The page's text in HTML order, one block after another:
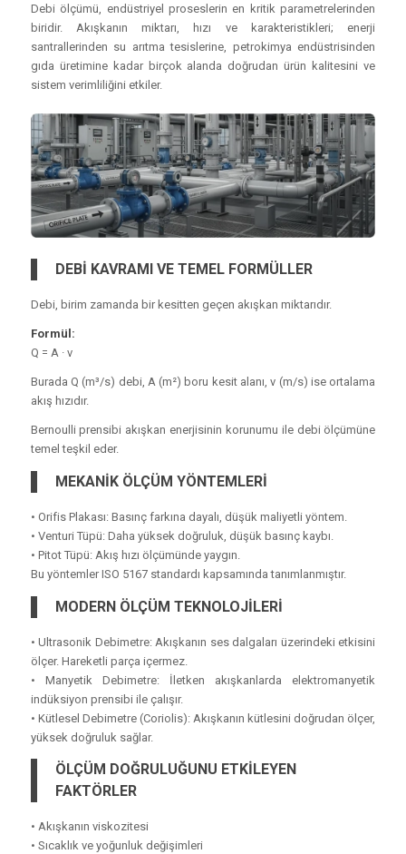
Debi ölçümü, endüstriyel proseslerin en kritik parametrelerinden
biridir. Akışkanın miktarı, hızı ve karakteristikleri; enerji
santrallerinden su arıtma tesislerine, petrokimya endüstrisinden
gıda üretimine kadar birçok alanda doğrudan ürün kalitesini ve
sistem verimliliğini etkiler.
DEBİ KAVRAMI VE TEMEL FORMÜLLER
Debi, birim zamanda bir kesitten geçen akışkan miktarıdır.
Formül:
Q = A · v
Burada Q (m³/s) debi, A (m²) boru kesit alanı, v (m/s) ise ortalama
akış hızıdır.
Bernoulli prensibi akışkan enerjisinin korunumu ile debi ölçümüne
temel teşkil eder.
MEKANİK ÖLÇÜM YÖNTEMLERİ
• Orifis Plakası: Basınç farkına dayalı, düşük maliyetli yöntem.
• Venturi Tüpü: Daha yüksek doğruluk, düşük basınç kaybı.
• Pitot Tüpü: Akış hızı ölçümünde yaygın.
Bu yöntemler ISO 5167 standardı kapsamında tanımlanmıştır.
MODERN ÖLÇÜM TEKNOLOJİLERİ
• Ultrasonik Debimetre: Akışkanın ses dalgaları üzerindeki etkisini
ölçer. Hareketli parça içermez.
• Manyetik Debimetre: İletken akışkanlarda elektromanyetik
indüksiyon prensibi ile çalışır.
• Kütlesel Debimetre (Coriolis): Akışkanın kütlesini doğrudan ölçer,
yüksek doğruluk sağlar.
ÖLÇÜM DOĞRULUĞUNU ETKİLEYEN
FAKTÖRLER
• Akışkanın viskozitesi
• Sıcaklık ve yoğunluk değişimleri